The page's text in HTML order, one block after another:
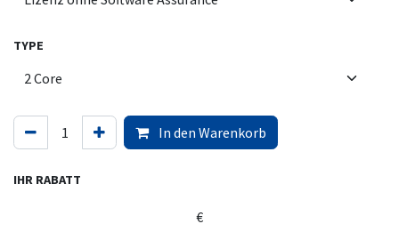
TYPE
In den Warenkorb
IHR RABATT
€